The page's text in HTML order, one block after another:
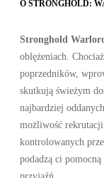
Steam
•
Konto
22.06
PLN
171.70 PLN
-87%
O STRONGHOLD:
Stronghold
oblężeniach.
poprzedników,
skutkują świeżym
najbardziej
możliwość
kontrolowanych
podadzą ci